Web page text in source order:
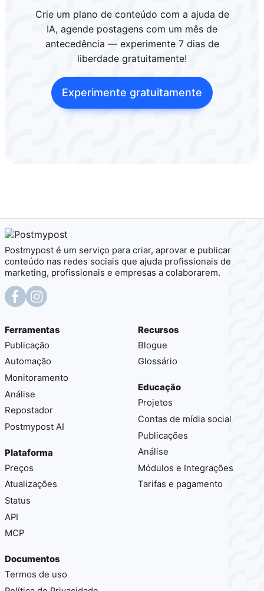
Crie um plano de conteúdo com a ajuda de
IA, agende postagens com um mês de
antecedência — experimente 7 dias de
liberdade gratuitamente!
Experimente gratuitamente
Postmypost é um serviço para criar, aprovar e publicar
conteúdo nas redes sociais que ajuda profissionais de
marketing, profissionais e empresas a colaborarem.
Ferramentas
Publicação
Automação
Monitoramento
Análise
Repostador
Postmypost AI
Plataforma
Preços
Atualizações
Status
API
MCP
Recursos
Blogue
Glossário
Educação
Projetos
Contas de mídia social
Publicações
Análise
Módulos e Integrações
Tarifas e pagamento
Documentos
Termos de uso